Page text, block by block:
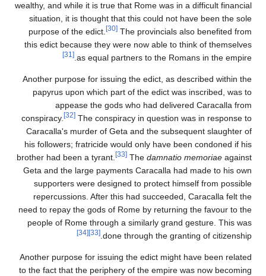
wealthy, and while it is true that Rome was in a difficult financial
situation, it is thought that this could not have been the sole
purpose of the edict.
[30] The provincials also benefited from
this edict because they were now able to think of themselves
as equal partners to the Romans in the empire.
[31]
Another purpose for issuing the edict, as described within the
papyrus upon which part of the edict was inscribed, was to
appease the gods who had delivered Caracalla from
conspiracy.
[32] The conspiracy in question was in response to
Caracalla's murder of Geta and the subsequent slaughter of
his followers; fratricide would only have been condoned if his
brother had been a tyrant.
[33] The damnatio memoriae against
Geta and the large payments Caracalla had made to his own
supporters were designed to protect himself from possible
repercussions. After this had succeeded, Caracalla felt the
need to repay the gods of Rome by returning the favour to the
people of Rome through a similarly grand gesture. This was
done through the granting of citizenship.
[33]
[34]
Another purpose for issuing the edict might have been related
to the fact that the periphery of the empire was now becoming